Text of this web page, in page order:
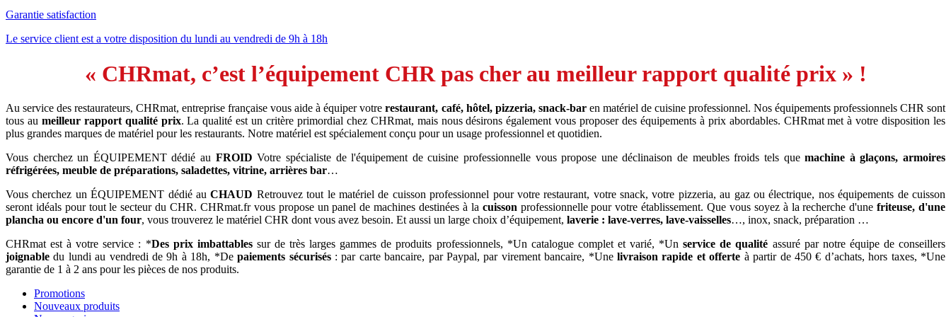
Garantie satisfaction
Le service client est a votre disposition du lundi au vendredi de 9h à 18h
« CHRmat, c’est l’équipement CHR pas cher au meilleur rapport qualité prix » !
Au service des restaurateurs, CHRmat, entreprise française vous aide à équiper votrerestaurant, café, hôtel, pizzeria, snack-baren matériel de cuisine professionnel. Nos équipements professionnels CHR sont
tous au meilleur rapport qualité prix. La qualité est un critère primordial chez CHRmat, mais nous désirons également vous proposer des équipements à prix abordables. CHRmat met à votre disposition les
plus grandes marques de matériel pour les restaurants. Notre matériel est spécialement conçu pour un usage professionnel et quotidien.
Vous cherchez un ÉQUIPEMENT dédié au FROID Votre spécialiste de l'équipement de cuisine professionnelle vous propose une déclinaison de meubles froids tels quemachine à glaçons, armoires
réfrigérées, meuble de préparations, saladettes, vitrine, arrières bar…
Vous cherchez un ÉQUIPEMENT dédié auCHAUD Retrouvez tout le matériel de cuisson professionnel pour votre restaurant, votre snack, votre pizzeria, au gaz ou électrique, nos équipements de cuisson
seront idéals pour tout le secteur du CHR. CHRmat.fr vous propose un panel de machines destinées à la cuisson professionnelle pour votre établissement. Que vous soyez à la recherche d'unefriteuse, d'une
plancha ou encore d'un four, vous trouverez le matériel CHR dont vous avez besoin. Et aussi un large choix d’équipement, laverie : lave-verres, lave-vaisselles…, inox, snack, préparation …
CHRmat est à votre service : *Des prix imbattablessur de très larges gammes de produits professionnels, *Un catalogue complet et varié, *Unservice de qualité assuré par notre équipe de conseillers
joignable du lundi au vendredi de 9h à 18h, *Depaiements sécurisés: par carte bancaire, par Paypal, par virement bancaire, *Unelivraison rapide et offerte à partir de 450 € d’achats, hors taxes, *Une
garantie de 1 à 2 ans pour les pièces de nos produits.
Promotions
Nouveaux produits